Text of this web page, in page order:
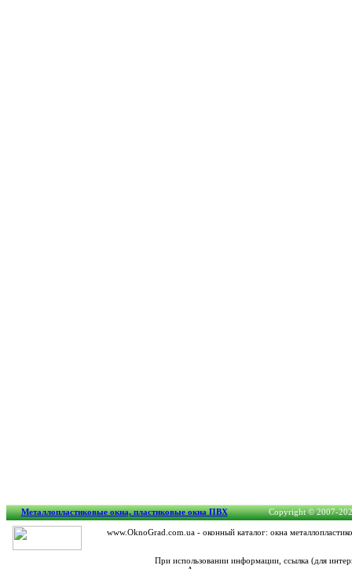
Металлопластиковые окна, пластиковые окна ПВХ Copyright © 2007-
www.OknoGrad.com.ua - оконный каталог: окна
При использовании информации, ссылка (для